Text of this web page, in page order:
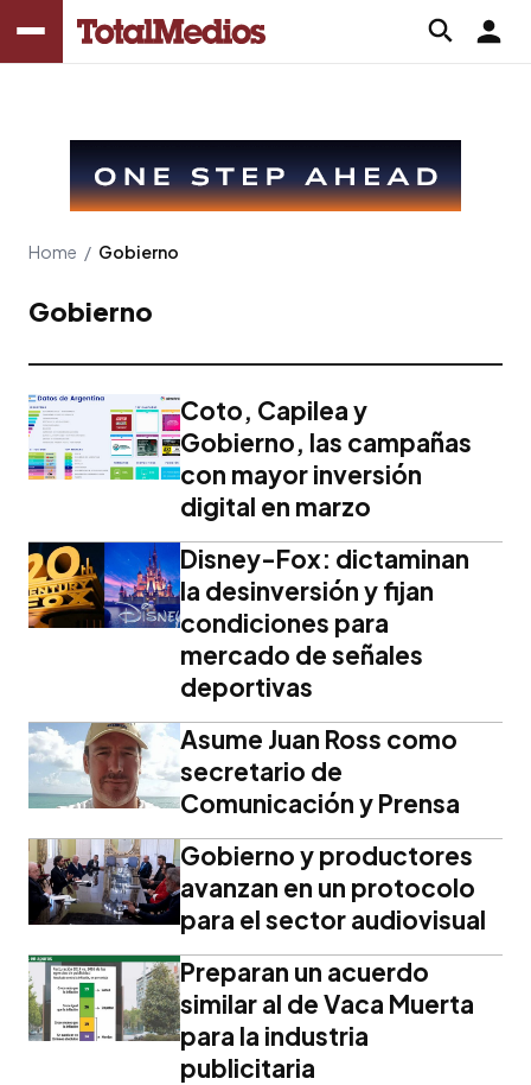
Home / Gobierno
Gobierno
Coto, Capilea y
Gobierno, las campañas
con mayor inversión
digital en marzo
Disney-Fox: dictaminan
la desinversión y fijan
condiciones para
mercado de señales
deportivas
Asume Juan Ross como
secretario de
Comunicación y Prensa
Gobierno y productores
avanzan en un protocolo
para el sector audiovisual
Preparan un acuerdo
similar al de Vaca Muerta
para la industria
publicitaria